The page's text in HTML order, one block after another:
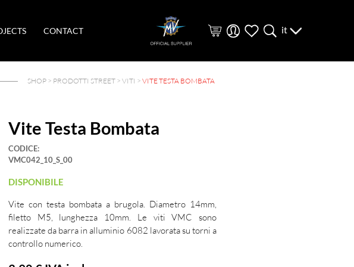
CONTACT it
SHOP > PRODOTTI STREET > VITI > VITE TESTA BOMBATA
Vite Testa Bombata
CODICE:
VMC042_10_S_00
DISPONIBILE
Vite con testa bombata a brugola. Diametro 14mm,
filetto M5, lunghezza 10mm. Le viti VMC sono
realizzate da barra in alluminio 6082 lavorata su torni a
controllo numerico.